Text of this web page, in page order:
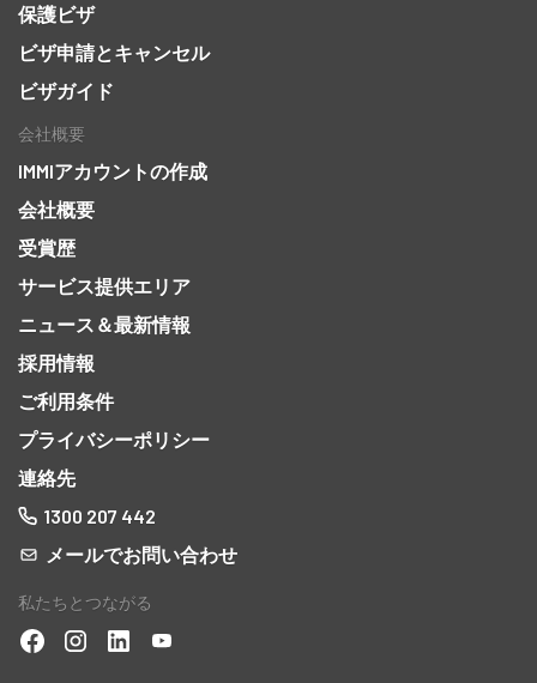
保護ビザ
ビザ申請とキャンセル
ビザガイド
会社概要
IMMIアカウントの作成
会社概要
受賞歴
サービス提供エリア
ニュース＆最新情報
採用情報
ご利用条件
プライバシーポリシー
連絡先
1300 207 442
メールでお問い合わせ
私たちとつながる